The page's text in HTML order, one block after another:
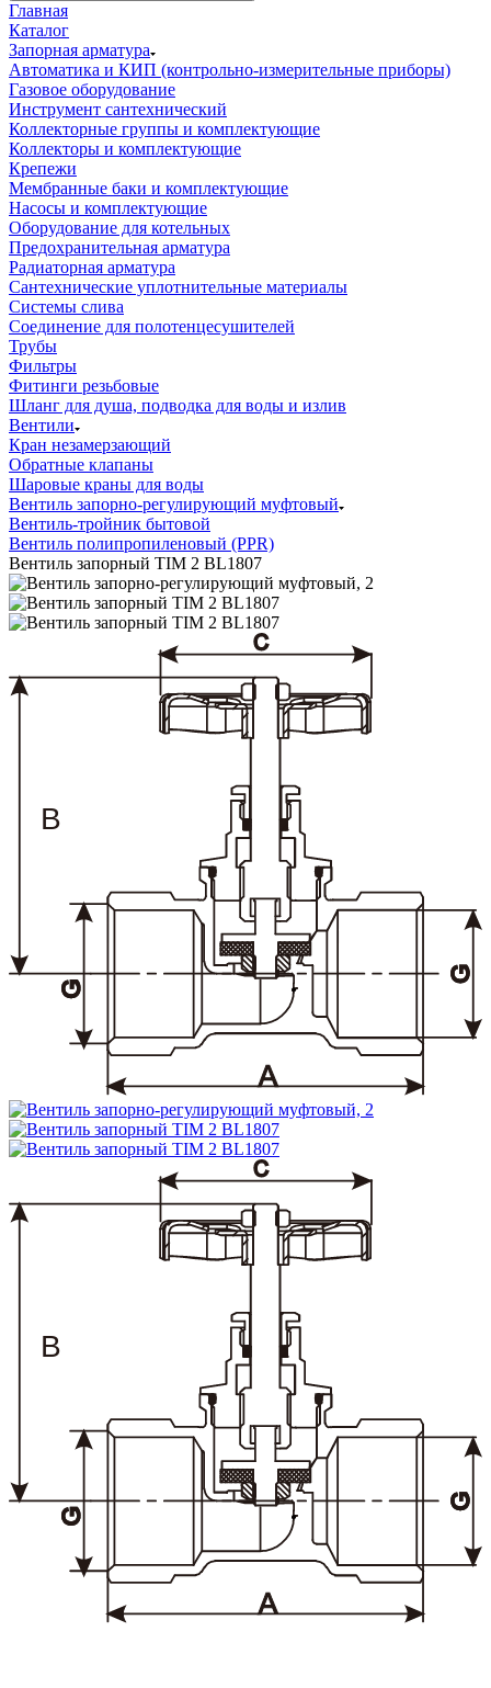
Главная
Каталог
Запорная арматура
Автоматика и КИП (контрольно-измерительные приборы)
Газовое оборудование
Инструмент сантехнический
Коллекторные группы и комплектующие
Коллекторы и комплектующие
Крепежи
Мембранные баки и комплектующие
Насосы и комплектующие
Оборудование для котельных
Предохранительная арматура
Радиаторная арматура
Сантехнические уплотнительные материалы
Системы слива
Соединение для полотенцесушителей
Трубы
Фильтры
Фитинги резьбовые
Шланг для душа, подводка для воды и излив
Вентили
Кран незамерзающий
Обратные клапаны
Шаровые краны для воды
Вентиль запорно-регулирующий муфтовый
Вентиль-тройник бытовой
Вентиль полипропиленовый (PPR)
Вентиль запорный TIM 2 BL1807